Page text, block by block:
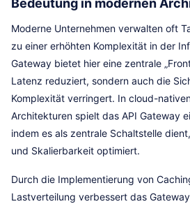
Bedeutung in modernen
Moderne Unternehmen verwalten oft
zu einer erhöhten Komplexität in der
Gateway bietet hier eine zentrale
Latenz reduziert, sondern auch die
Komplexität verringert. In cloud-
Architekturen spielt das API Gateway
indem es als zentrale Schaltstelle
und Skalierbarkeit optimiert.
Durch die Implementierung von
Lastverteilung verbessert das